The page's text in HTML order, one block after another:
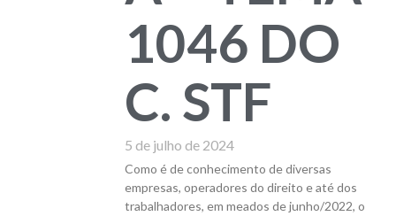
1046 DO
C. STF
5 de julho de 2024
Como é de conhecimento de diversas
empresas, operadores do direito e até dos
trabalhadores, em meados de junho/2022, o